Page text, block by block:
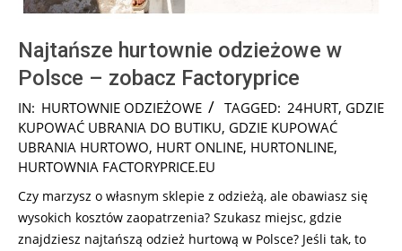
Najtańsze hurtownie odzieżowe w
Polsce – zobacz Factoryprice
2025-
12-
21
IN: HURTOWNIE ODZIEŻOWE TAGGED: 24HURT, GDZIE
KUPOWAĆ UBRANIA DO BUTIKU, GDZIE KUPOWAĆ
UBRANIA HURTOWO, HURT ONLINE, HURTONLINE,
HURTOWNIA FACTORYPRICE.EU
Czy marzysz o własnym sklepie z odzieżą, ale obawiasz się
wysokich kosztów zaopatrzenia? Szukasz miejsc, gdzie
znajdziesz najtańszą odzież hurtową w Polsce? Jeśli tak, to